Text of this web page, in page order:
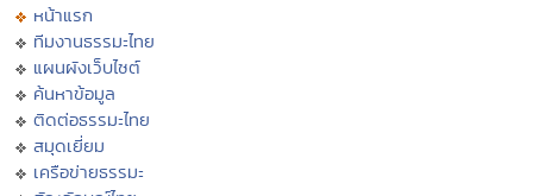
หน้าแรก
ทีมงานธรรมะไทย
แผนผังเว็บไซต์
ค้นหาข้อมูล
ติดต่อธรรมะไทย
สมุดเยี่ยม
เครือข่ายธรรมะ